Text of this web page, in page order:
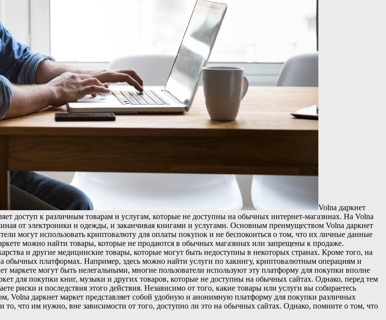
Volna дaркнeт
доступ к различным товарам и услугам, которые не доступны на обычных интернет-магазинах. На Volna
от электроники и одежды, и заканчивая книгами и услугами. Основным преимуществом Volna даркнет
могут использовать криптовалюту для оплаты покупок и не беспокоиться о том, что их личные данные
можно найти товары, которые не продаются в обычных магазинах или запрещены к продаже.
и другие медицинские товары, которые могут быть недоступны в некоторых странах. Кроме того, на
обычных платформах. Например, здесь можно найти услуги по хакингу, криптовалютным операциям и
маркете могут быть нелегальными, многие пользователи используют эту платформу для покупки вполне
для покупки книг, музыки и других товаров, которые не доступны на обычных сайтах. Однако, перед тем
риски и последствия этого действия. Независимо от того, какие товары или услуги вы собираетесь
Volna даркнет маркет представляет собой удобную и анонимную платформу для покупки различных
то, что им нужно, вне зависимости от того, доступно ли это на обычных сайтах. Однако, помните о том, что